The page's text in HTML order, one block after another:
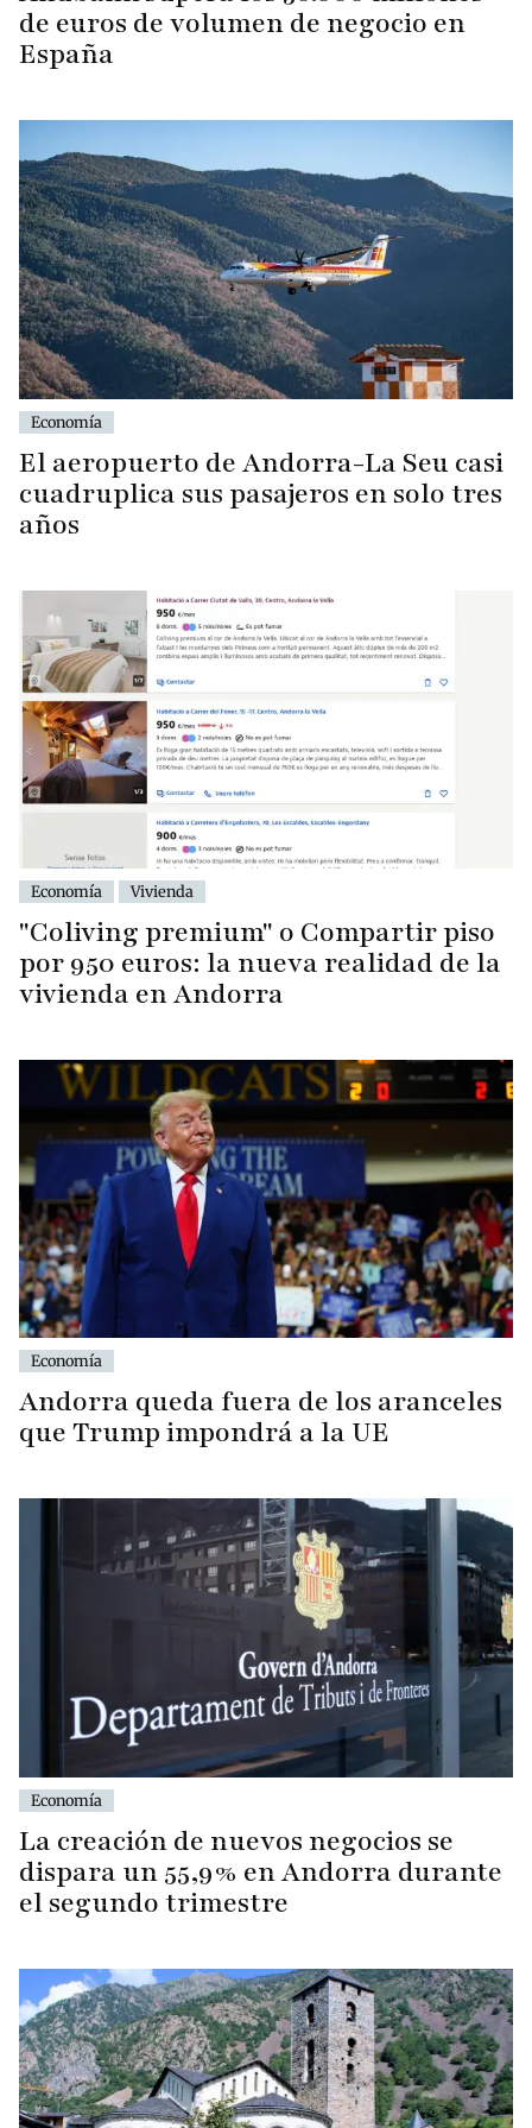
de euros de volumen de negocio en
España
Economía
El aeropuerto de Andorra-La Seu casi
cuadruplica sus pasajeros en solo tres
años
Economía Vivienda
"Coliving premium" o Compartir piso
por 950 euros: la nueva realidad de la
vivienda en Andorra
Economía
Andorra queda fuera de los aranceles
que Trump impondrá a la UE
Economía
La creación de nuevos negocios se
dispara un 55,9% en Andorra durante
el segundo trimestre